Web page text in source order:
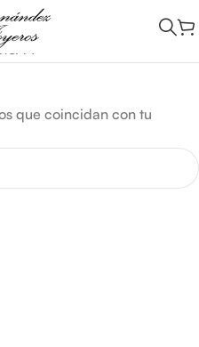
que coincidan con tu